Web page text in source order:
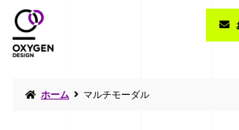
ホーム マルチモーダル